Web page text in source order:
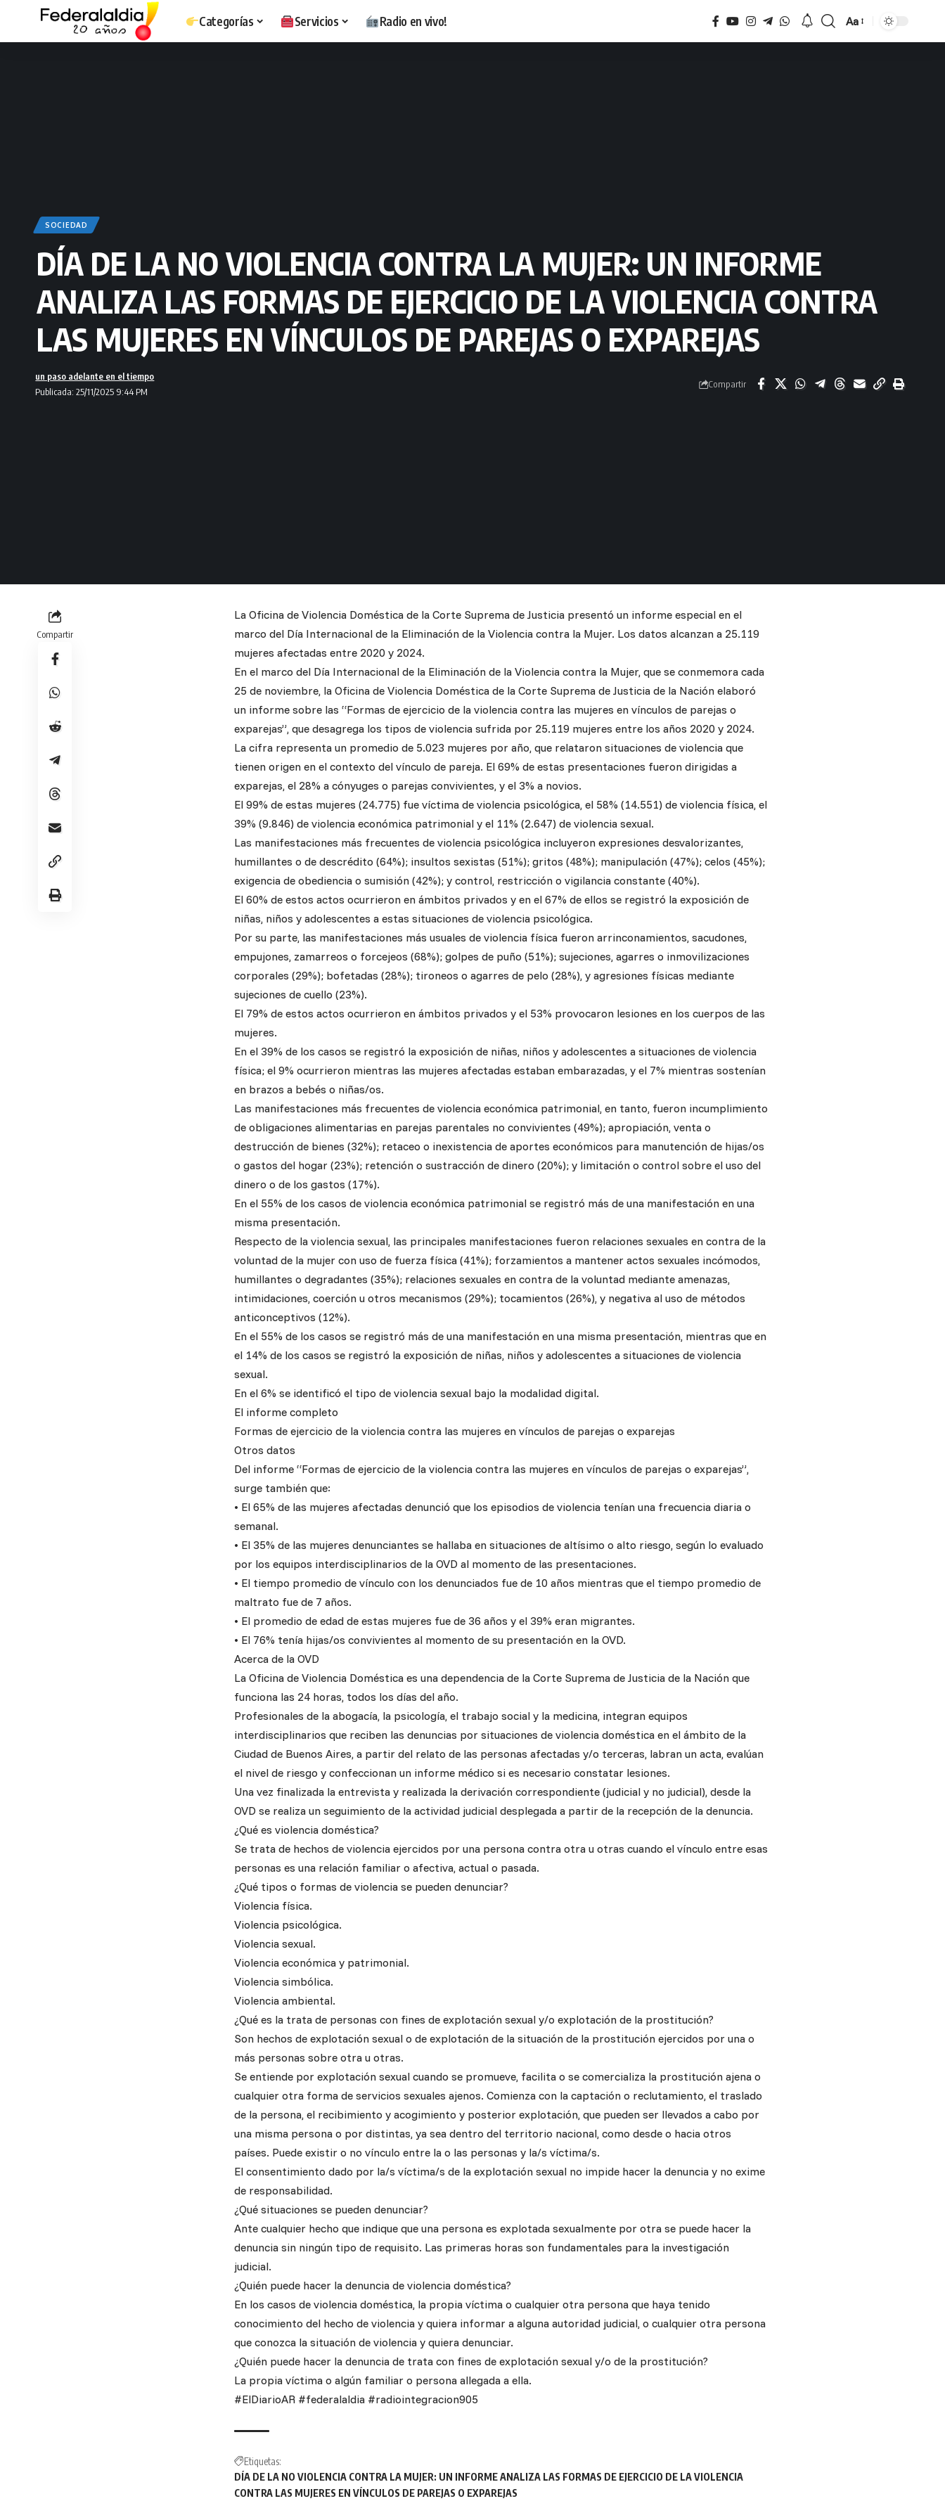
Categorías Servicios Radio en vivo!
Tamaño
Aa
SOCIEDAD
DÍA DE LA NO VIOLENCIA CONTRA LA MUJER: UN INFORME
ANALIZA LAS FORMAS DE EJERCICIO DE LA VIOLENCIA CONTRA
LAS MUJERES EN VÍNCULOS DE PAREJAS O EXPAREJAS
Publicada: 25/11/2025 9:44 PM
un paso adelante en el tiempo
Compartir
Compartir
La Oficina de Violencia Doméstica de la Corte Suprema de Justicia presentó un informe especial en el
marco del Día Internacional de la Eliminación de la Violencia contra la Mujer. Los datos alcanzan a 25.119
mujeres afectadas entre 2020 y 2024.
En el marco del Día Internacional de la Eliminación de la Violencia contra la Mujer, que se conmemora cada
25 de noviembre, la Oficina de Violencia Doméstica de la Corte Suprema de Justicia de la Nación elaboró
un informe sobre las “Formas de ejercicio de la violencia contra las mujeres en vínculos de parejas o
exparejas”, que desagrega los tipos de violencia sufrida por 25.119 mujeres entre los años 2020 y 2024.
La cifra representa un promedio de 5.023 mujeres por año, que relataron situaciones de violencia que
tienen origen en el contexto del vínculo de pareja. El 69% de estas presentaciones fueron dirigidas a
exparejas, el 28% a cónyuges o parejas convivientes, y el 3% a novios.
El 99% de estas mujeres (24.775) fue víctima de violencia psicológica, el 58% (14.551) de violencia física, el
39% (9.846) de violencia económica patrimonial y el 11% (2.647) de violencia sexual.
Las manifestaciones más frecuentes de violencia psicológica incluyeron expresiones desvalorizantes,
humillantes o de descrédito (64%); insultos sexistas (51%); gritos (48%); manipulación (47%); celos (45%);
exigencia de obediencia o sumisión (42%); y control, restricción o vigilancia constante (40%).
El 60% de estos actos ocurrieron en ámbitos privados y en el 67% de ellos se registró la exposición de
niñas, niños y adolescentes a estas situaciones de violencia psicológica.
Por su parte, las manifestaciones más usuales de violencia física fueron arrinconamientos, sacudones,
empujones, zamarreos o forcejeos (68%); golpes de puño (51%); sujeciones, agarres o inmovilizaciones
corporales (29%); bofetadas (28%); tironeos o agarres de pelo (28%), y agresiones físicas mediante
sujeciones de cuello (23%).
El 79% de estos actos ocurrieron en ámbitos privados y el 53% provocaron lesiones en los cuerpos de las
mujeres.
En el 39% de los casos se registró la exposición de niñas, niños y adolescentes a situaciones de violencia
física; el 9% ocurrieron mientras las mujeres afectadas estaban embarazadas, y el 7% mientras sostenían
en brazos a bebés o niñas/os.
Las manifestaciones más frecuentes de violencia económica patrimonial, en tanto, fueron incumplimiento
de obligaciones alimentarias en parejas parentales no convivientes (49%); apropiación, venta o
destrucción de bienes (32%); retaceo o inexistencia de aportes económicos para manutención de hijas/os
o gastos del hogar (23%); retención o sustracción de dinero (20%); y limitación o control sobre el uso del
dinero o de los gastos (17%).
En el 55% de los casos de violencia económica patrimonial se registró más de una manifestación en una
misma presentación.
Respecto de la violencia sexual, las principales manifestaciones fueron relaciones sexuales en contra de la
voluntad de la mujer con uso de fuerza física (41%); forzamientos a mantener actos sexuales incómodos,
humillantes o degradantes (35%); relaciones sexuales en contra de la voluntad mediante amenazas,
intimidaciones, coerción u otros mecanismos (29%); tocamientos (26%), y negativa al uso de métodos
anticonceptivos (12%).
En el 55% de los casos se registró más de una manifestación en una misma presentación, mientras que en
el 14% de los casos se registró la exposición de niñas, niños y adolescentes a situaciones de violencia
sexual.
En el 6% se identificó el tipo de violencia sexual bajo la modalidad digital.
El informe completo
Formas de ejercicio de la violencia contra las mujeres en vínculos de parejas o exparejas
Otros datos
Del informe “Formas de ejercicio de la violencia contra las mujeres en vínculos de parejas o exparejas”,
surge también que:
•⁠ ⁠El 65% de las mujeres afectadas denunció que los episodios de violencia tenían una frecuencia diaria o
semanal.
•⁠ ⁠El 35% de las mujeres denunciantes se hallaba en situaciones de altísimo o alto riesgo, según lo evaluado
por los equipos interdisciplinarios de la OVD al momento de las presentaciones.
•⁠ ⁠El tiempo promedio de vínculo con los denunciados fue de 10 años mientras que el tiempo promedio de
maltrato fue de 7 años.
•⁠ ⁠El promedio de edad de estas mujeres fue de 36 años y el 39% eran migrantes.
•⁠ ⁠El 76% tenía hijas/os convivientes al momento de su presentación en la OVD.
Acerca de la OVD
La Oficina de Violencia Doméstica es una dependencia de la Corte Suprema de Justicia de la Nación que
funciona las 24 horas, todos los días del año.
Profesionales de la abogacía, la psicología, el trabajo social y la medicina, integran equipos
interdisciplinarios que reciben las denuncias por situaciones de violencia doméstica en el ámbito de la
Ciudad de Buenos Aires, a partir del relato de las personas afectadas y/o terceras, labran un acta, evalúan
el nivel de riesgo y confeccionan un informe médico si es necesario constatar lesiones.
Una vez finalizada la entrevista y realizada la derivación correspondiente (judicial y no judicial), desde la
OVD se realiza un seguimiento de la actividad judicial desplegada a partir de la recepción de la denuncia.
¿Qué es violencia doméstica?
Se trata de hechos de violencia ejercidos por una persona contra otra u otras cuando el vínculo entre esas
personas es una relación familiar o afectiva, actual o pasada.
¿Qué tipos o formas de violencia se pueden denunciar?
Violencia física.
Violencia psicológica.
Violencia sexual.
Violencia económica y patrimonial.
Violencia simbólica.
Violencia ambiental.
¿Qué es la trata de personas con fines de explotación sexual y/o explotación de la prostitución?
Son hechos de explotación sexual o de explotación de la situación de la prostitución ejercidos por una o
más personas sobre otra u otras.
Se entiende por explotación sexual cuando se promueve, facilita o se comercializa la prostitución ajena o
cualquier otra forma de servicios sexuales ajenos. Comienza con la captación o reclutamiento, el traslado
de la persona, el recibimiento y acogimiento y posterior explotación, que pueden ser llevados a cabo por
una misma persona o por distintas, ya sea dentro del territorio nacional, como desde o hacia otros
países. Puede existir o no vínculo entre la o las personas y la/s víctima/s.
El consentimiento dado por la/s víctima/s de la explotación sexual no impide hacer la denuncia y no exime
de responsabilidad.
¿Qué situaciones se pueden denunciar?
Ante cualquier hecho que indique que una persona es explotada sexualmente por otra se puede hacer la
denuncia sin ningún tipo de requisito. Las primeras horas son fundamentales para la investigación
judicial.
¿Quién puede hacer la denuncia de violencia doméstica?
En los casos de violencia doméstica, la propia víctima o cualquier otra persona que haya tenido
conocimiento del hecho de violencia y quiera informar a alguna autoridad judicial, o cualquier otra persona
que conozca la situación de violencia y quiera denunciar.
¿Quién puede hacer la denuncia de trata con fines de explotación sexual y/o de la prostitución?
La propia víctima o algún familiar o persona allegada a ella.
#ElDiarioAR #federalaldia #radiointegracion905
Etiquetas:
DÍA DE LA NO VIOLENCIA CONTRA LA MUJER: UN INFORME ANALIZA LAS FORMAS DE EJERCICIO DE LA VIOLENCIA
CONTRA LAS MUJERES EN VÍNCULOS DE PAREJAS O EXPAREJAS